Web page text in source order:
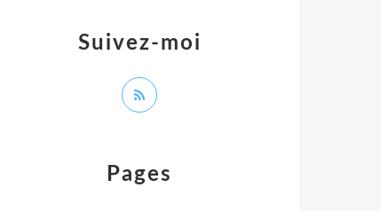
Pages
Suivez-moi